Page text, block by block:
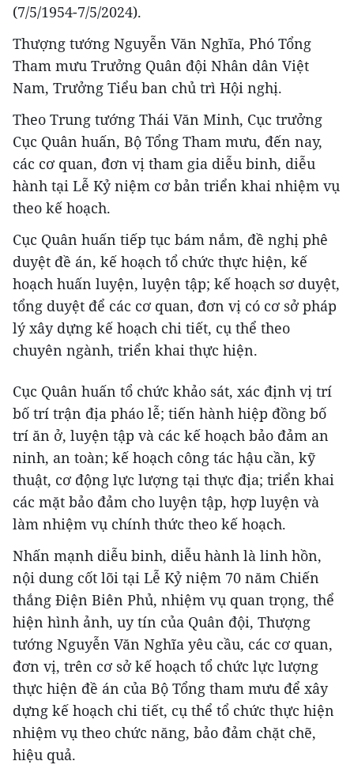
(7/5/1954-7/5/2024).
Thượng tướng Nguyễn Văn Nghĩa, Phó Tổng
Tham mưu Trưởng Quân đội Nhân dân Việt
Nam, Trưởng Tiểu ban chủ trì Hội nghị.
Theo Trung tướng Thái Văn Minh, Cục trưởng
Cục Quân huấn, Bộ Tổng Tham mưu, đến nay,
các cơ quan, đơn vị tham gia diễu binh, diễu
hành tại Lễ Kỷ niệm cơ bản triển khai nhiệm vụ
theo kế hoạch.
Cục Quân huấn tiếp tục bám nắm, đề nghị phê
duyệt đề án, kế hoạch tổ chức thực hiện, kế
hoạch huấn luyện, luyện tập; kế hoạch sơ duyệt,
tổng duyệt để các cơ quan, đơn vị có cơ sở pháp
lý xây dựng kế hoạch chi tiết, cụ thể theo
chuyên ngành, triển khai thực hiện.
Cục Quân huấn tổ chức khảo sát, xác định vị trí
bố trí trận địa pháo lễ; tiến hành hiệp đồng bố
trí ăn ở, luyện tập và các kế hoạch bảo đảm an
ninh, an toàn; kế hoạch công tác hậu cần, kỹ
thuật, cơ động lực lượng tại thực địa; triển khai
các mặt bảo đảm cho luyện tập, hợp luyện và
làm nhiệm vụ chính thức theo kế hoạch.
Nhấn mạnh diễu binh, diễu hành là linh hồn,
nội dung cốt lõi tại Lễ Kỷ niệm 70 năm Chiến
thắng Điện Biên Phủ, nhiệm vụ quan trọng, thể
hiện hình ảnh, uy tín của Quân đội, Thượng
tướng Nguyễn Văn Nghĩa yêu cầu, các cơ quan,
đơn vị, trên cơ sở kế hoạch tổ chức lực lượng
thực hiện đề án của Bộ Tổng tham mưu để xây
dựng kế hoạch chi tiết, cụ thể tổ chức thực hiện
nhiệm vụ theo chức năng, bảo đảm chặt chẽ,
hiệu quả.